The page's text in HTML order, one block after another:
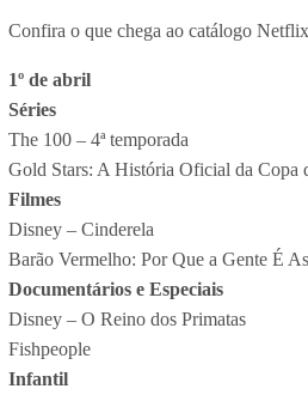
Confira o que chega ao catálogo
1º de abril
Séries
The 100 – 4ª temporada
Gold Stars: A História Oficial da Copa
Filmes
Disney – Cinderela
Barão Vermelho: Por Que a Gente É
Documentários e Especiais
Disney – O Reino dos Primatas
Fishpeople
Infantil